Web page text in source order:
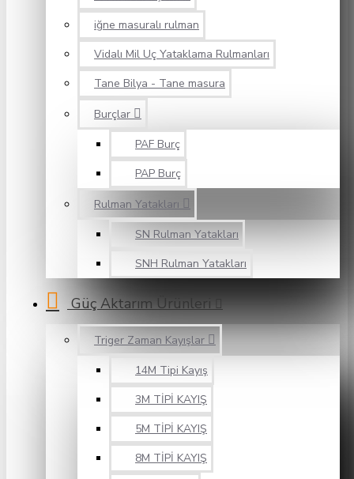
iğne masuralı rulman
Vidalı Mil Uç Yataklama Rulmanları
Tane Bilya - Tane masura
Burçlar
PAF Burç
PAP Burç
Rulman Yatakları
SN Rulman Yatakları
SNH Rulman Yatakları
Güç Aktarım Ürünleri
Triger Zaman Kayışlar
14M Tipi Kayış
3M TİPİ KAYIŞ
5M TİPİ KAYIŞ
8M TİPİ KAYIŞ